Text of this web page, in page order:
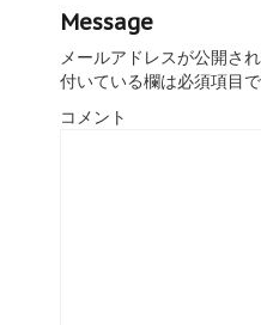
Message
メールアドレスが公開さ
付いている欄は必須項目
コメント